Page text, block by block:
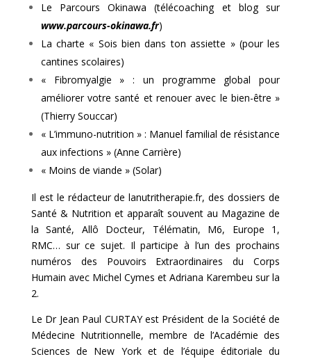
Le Parcours Okinawa (télécoaching et blog sur
www.parcours-okinawa.fr)
La charte « Sois bien dans ton assiette » (pour les
cantines scolaires)
« Fibromyalgie » : un programme global pour
améliorer votre santé et renouer avec le bien-être »
(Thierry Souccar)
« L’immuno-nutrition » : Manuel familial de résistance
aux infections » (Anne Carrière)
« Moins de viande » (Solar)
Il est le rédacteur delanutritherapie.fr, des dossiers de
Santé & Nutrition et apparaît souvent au Magazine de
la Santé, Allô Docteur, Télématin, M6, Europe 1,
RMC… sur ce sujet. Il participe à l’un des prochains
numéros des Pouvoirs Extraordinaires du Corps
Humain avec Michel Cymes et Adriana Karembeu sur la
2.
Le Dr Jean Paul CURTAY est Président de la Société de
Médecine Nutritionnelle, membre de l’Académie des
Sciences de New York et de l’équipe éditoriale du